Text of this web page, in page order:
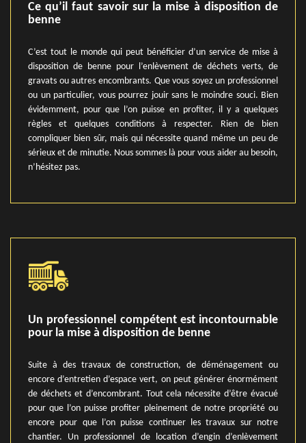
Ce qu’il faut savoir sur la mise à disposition de
benne
C’est tout le monde qui peut bénéficier d’un service de mise à
disposition de benne pour l’enlèvement de déchets verts, de
gravats ou autres encombrants. Que vous soyez un professionnel
ou un particulier, vous pourrez jouir sans le moindre souci. Bien
évidemment, pour que l’on puisse en profiter, il y a quelques
règles et quelques conditions à respecter. Rien de bien
compliquer bien sûr, mais qui nécessite quand même un peu de
sérieux et de minutie. Nous sommes là pour vous aider au besoin,
n’hésitez pas.
Un professionnel compétent est incontournable
pour la mise à disposition de benne
Suite à des travaux de construction, de déménagement ou
encore d’entretien d’espace vert, on peut générer énormément
de déchets et d’encombrant. Tout cela nécessite d’être évacué
pour que l’on puisse profiter pleinement de notre propriété ou
encore pour que l’on puisse continuer les travaux sur notre
chantier. Un professionnel de location d’engin d’enlèvement